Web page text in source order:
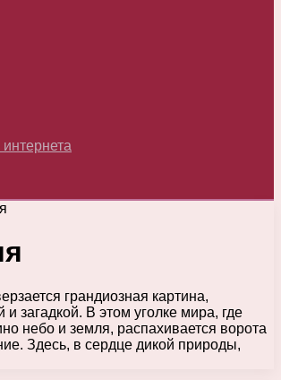
грандиозная картина,
и загадкой. В этом уголке мира, где
небо и земля, распахивается ворота
Здесь, в сердце дикой природы,